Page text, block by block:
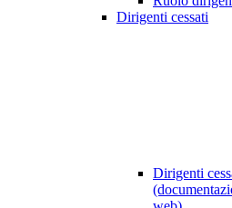
Dirigenti cessati
Dirigenti